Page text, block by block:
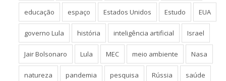
educação espaço Estados Unidos Estudo EUA
governo Lula história inteligência artificial Israel
Jair Bolsonaro Lula MEC meio ambiente Nasa
natureza pandemia pesquisa Rússia saúde